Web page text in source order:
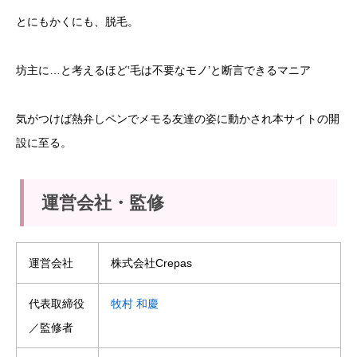
とにもかくにも、脱毛。
坊主に…と考えるほど‘毛は不要なモノ’と断言できるマニア
気がつけば熱弁しペンでメモる友達の姿に動かされ本サイトの開
設に至る。
運営会社・監修
運営会社 株式会社Crepas
代表取締役
／監修者
牧村 和慶